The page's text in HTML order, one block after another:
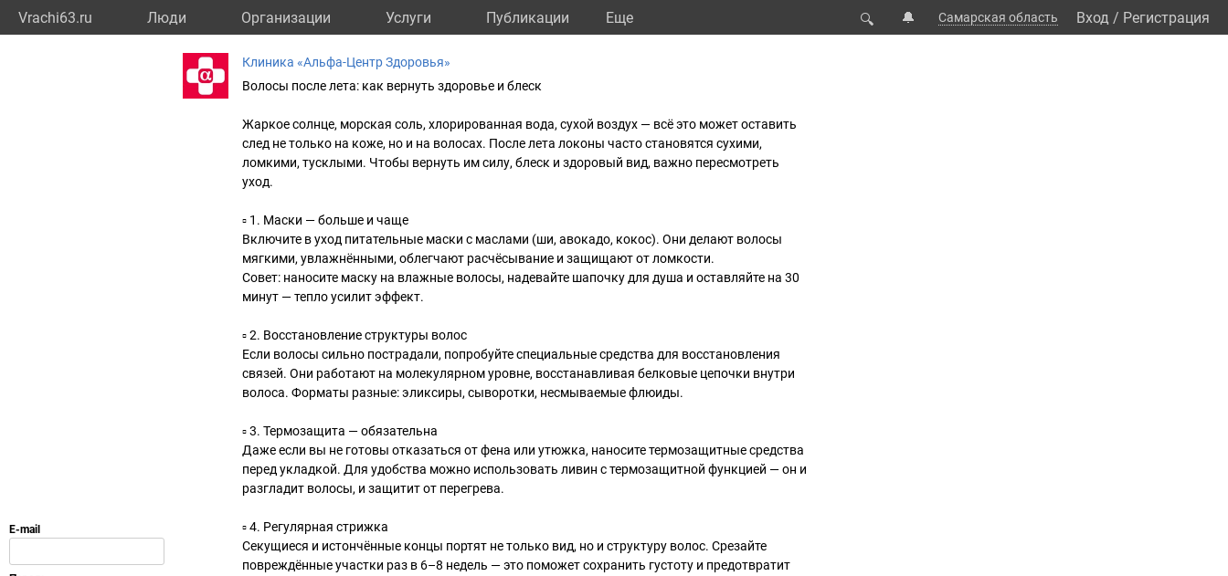
Vrachi63.ru Люди Организации Услуги Публикации Eще 🔍 🔔 Самарская область Вход / Регистрация
Клиника «Альфа-Центр Здоровья»
Волосы после лета: как вернуть здоровье и блеск
Жаркое солнце, морская соль, хлорированная вода, сухой воздух — всё это может оставить
след не только на коже, но и на волосах. После лета локоны часто становятся сухими,
ломкими, тусклыми. Чтобы вернуть им силу, блеск и здоровый вид, важно пересмотреть
уход.
▫ 1. Маски — больше и чаще
Включите в уход питательные маски с маслами (ши, авокадо, кокос). Они делают волосы
мягкими, увлажнёнными, облегчают расчёсывание и защищают от ломкости.
Совет: наносите маску на влажные волосы, надевайте шапочку для душа и оставляйте на 30
минут — тепло усилит эффект.
▫ 2. Восстановление структуры волос
Если волосы сильно пострадали, попробуйте специальные средства для восстановления
связей. Они работают на молекулярном уровне, восстанавливая белковые цепочки внутри
волоса. Форматы разные: эликсиры, сыворотки, несмываемые флюиды.
▫ 3. Термозащита — обязательна
Даже если вы не готовы отказаться от фена или утюжка, наносите термозащитные средства
перед укладкой. Для удобства можно использовать ливин с термозащитной функцией — он и
разгладит волосы, и защитит от перегрева.
▫ 4. Регулярная стрижка
Секущиеся и истончённые концы портят не только вид, но и структуру волос. Срезайте
повреждённые участки раз в 6–8 недель — это поможет сохранить густоту и предотвратит